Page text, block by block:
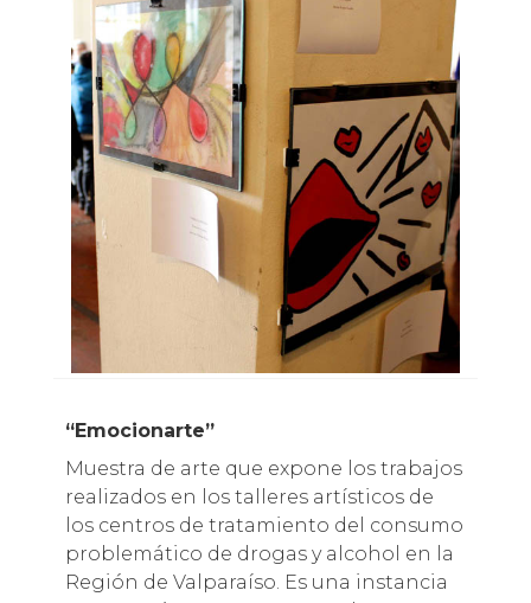
“Emocionarte”
Muestra de arte que expone los trabajos
realizados en los talleres artísticos de
los centros de tratamiento del consumo
problemático de drogas y alcohol en la
Región de Valparaíso. Es una instancia